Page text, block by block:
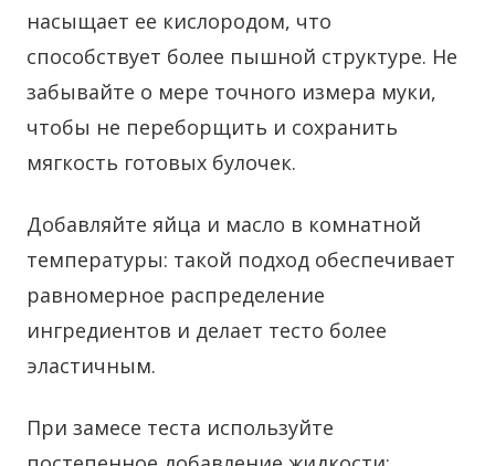
насыщает ее кислородом, что
способствует более пышной структуре. Не
забывайте о мере точного измера муки,
чтобы не переборщить и сохранить
мягкость готовых булочек.
Добавляйте яйца и масло в комнатной
температуры: такой подход обеспечивает
равномерное распределение
ингредиентов и делает тесто более
эластичным.
При замесе теста используйте